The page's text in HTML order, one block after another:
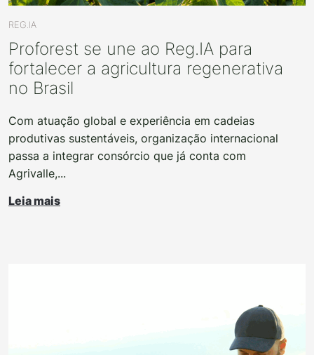
REG.IA
Proforest se une ao Reg.IA para
fortalecer a agricultura regenerativa
no Brasil
Com atuação global e experiência em cadeias
produtivas sustentáveis, organização internacional
passa a integrar consórcio que já conta com
Agrivalle,...
Leia mais